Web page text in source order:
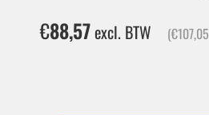
€88,57excl. BTW (€107,05